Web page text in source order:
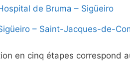
de Bruma – Sigüeiro
– Saint-Jacques-de-
en cinq étapes correspond